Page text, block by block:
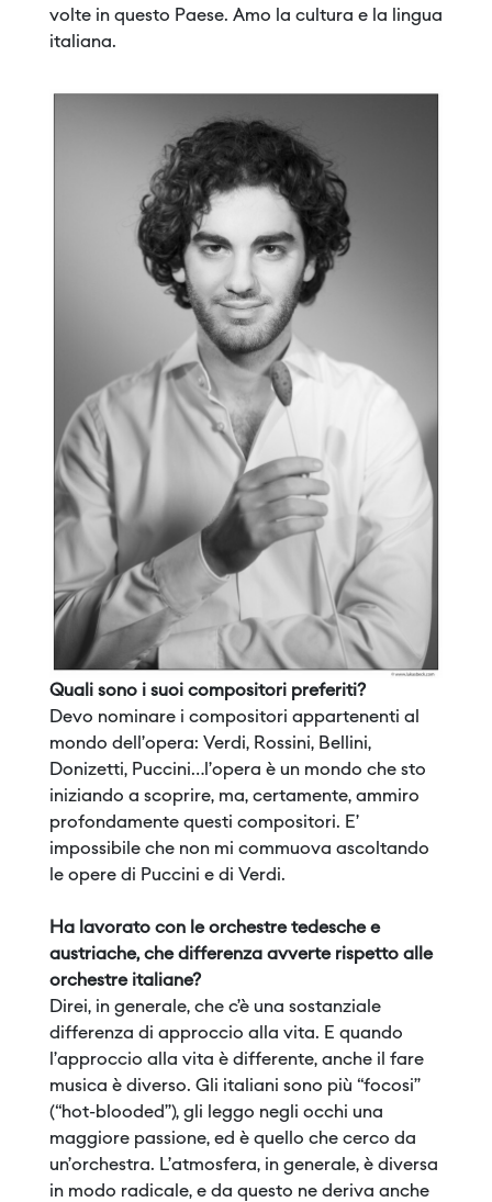
volte in questo Paese. Amo la cultura e la lingua
italiana.
Quali sono i suoi compositori preferiti?
Devo nominare i compositori appartenenti al
mondo dell’opera: Verdi, Rossini, Bellini,
Donizetti, Puccini…l’opera è un mondo che sto
iniziando a scoprire, ma, certamente, ammiro
profondamente questi compositori. E’
impossibile che non mi commuova ascoltando
le opere di Puccini e di Verdi.
Ha lavorato con le orchestre tedesche e
austriache, che differenza avverte rispetto alle
orchestre italiane?
Direi, in generale, che c’è una sostanziale
differenza di approccio alla vita. E quando
l’approccio alla vita è differente, anche il fare
musica è diverso. Gli italiani sono più “focosi”
(“hot-blooded”), gli leggo negli occhi una
maggiore passione, ed è quello che cerco da
un’orchestra. L’atmosfera, in generale, è diversa
in modo radicale, e da questo ne deriva anche